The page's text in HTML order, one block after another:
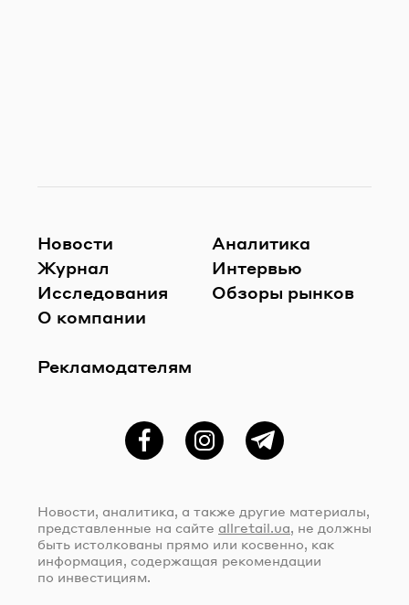
Новости
Журнал
Исследования
О компании
Рекламодателям
Аналитика
Интервью
Обзоры рынков
ФейсбукInstagramTelegram
Новости, аналитика, а также другие материалы,
представленные на сайте allretail.ua, не должны
быть истолкованы прямо или косвенно, как
информация, содержащая рекомендации
по инвестициям.